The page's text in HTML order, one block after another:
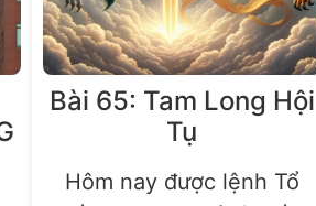
Bài 65: Tam Long Hội
Tụ
Hôm nay được lệnh Tổ